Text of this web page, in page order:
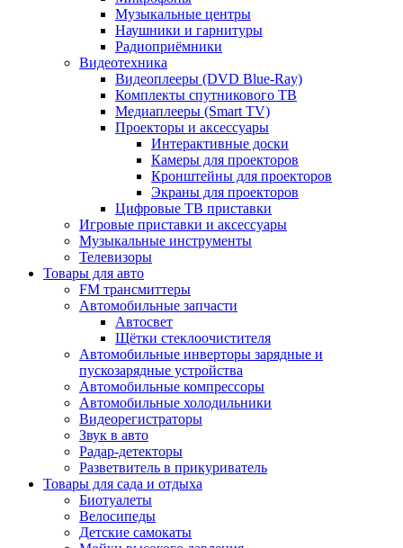
Музыкальные центры
Наушники и гарнитуры
Радиоприёмники
Видеотехника
Видеоплееры (DVD Blue-Ray)
Комплекты спутникового ТВ
Медиаплееры (Smart TV)
Проекторы и аксессуары
Интерактивные доски
Камеры для проекторов
Кронштейны для проекторов
Экраны для проекторов
Цифровые ТВ приставки
Игровые приставки и аксессуары
Музыкальные инструменты
Телевизоры
Товары для авто
FM трансмиттеры
Автомобильные запчасти
Автосвет
Щётки стеклоочистителя
Автомобильные инверторы зарядные и
пускозарядные устройства
Автомобильные компрессоры
Автомобильные холодильники
Видеорегистраторы
Звук в авто
Радар-детекторы
Разветвитель в прикуриватель
Товары для сада и отдыха
Биотуалеты
Велосипеды
Детские самокаты